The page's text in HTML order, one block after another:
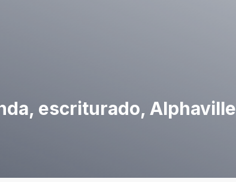
escriturado, Alphaville